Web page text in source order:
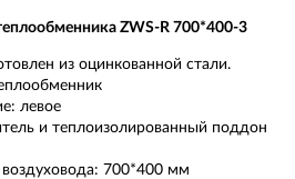
ZWS-R 700*400-3
из оцинкованной стали.
левое
и теплоизолированный поддон
700*400 мм